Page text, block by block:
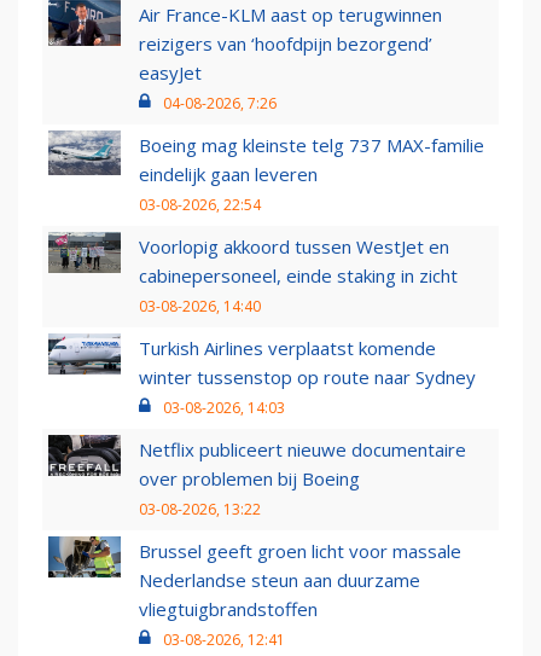
Air France-KLM aast op terugwinnen
reizigers van ‘hoofdpijn bezorgend’
easyJet
04-08-2026, 7:26
Boeing mag kleinste telg 737 MAX-familie
eindelijk gaan leveren
03-08-2026, 22:54
Voorlopig akkoord tussen WestJet en
cabinepersoneel, einde staking in zicht
03-08-2026, 14:40
Turkish Airlines verplaatst komende
winter tussenstop op route naar Sydney
03-08-2026, 14:03
Netflix publiceert nieuwe documentaire
over problemen bij Boeing
03-08-2026, 13:22
Brussel geeft groen licht voor massale
Nederlandse steun aan duurzame
vliegtuigbrandstoffen
03-08-2026, 12:41